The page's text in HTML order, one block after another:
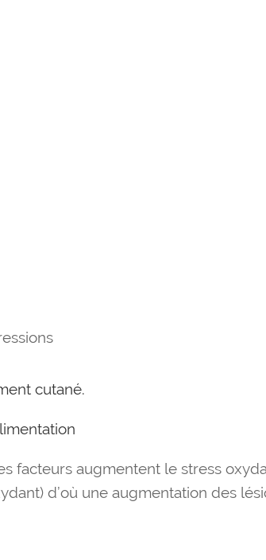
cutané.
facteurs augmentent le stress
d’où une augmentation des